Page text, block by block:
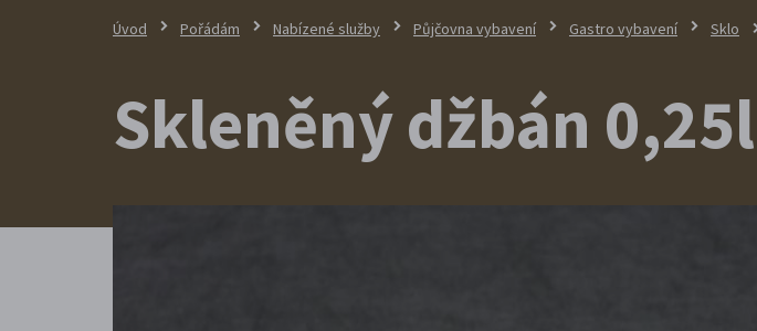
Úvod Pořádám Nabízené služby Půjčovna vybavení Gastro vybavení Sklo
Skleněný džbán 0,25l